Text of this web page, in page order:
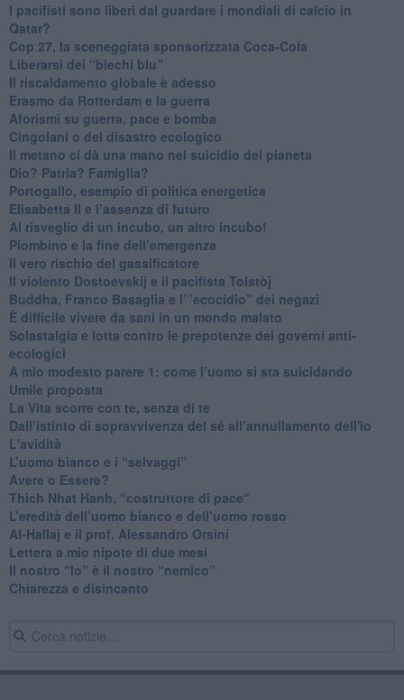
​I pacifisti sono liberi dal guardare i mondiali di calcio in
Qatar?
​Cop 27, la sceneggiata sponsorizzata Coca-Cola
​Liberarsi dei “biechi blu”
Il riscaldamento globale è adesso
​Erasmo da Rotterdam e la guerra
​Aforismi su guerra, pace e bomba
Cingolani o del disastro ecologico
​Il metano ci dà una mano nel suicidio del pianeta
​Dio? Patria? Famiglia?
Portogallo, esempio di politica energetica
​Elisabetta II e l’assenza di futuro
Al risveglio di un incubo, un altro incubo!
​Piombino e la fine dell’emergenza
​Il vero rischio del gassificatore
​Il violento Dostoevskij e il pacifista Tolstòj
​Buddha, Franco Basaglia e l’”ecocidio” dei negazi
​È difficile vivere da sani in un mondo malato
Solastalgia e lotta contro le prepotenze dei governi anti-
ecologici
​A mio modesto parere 1: come l’uomo si sta suicidando
​Umile proposta
​La Vita scorre con te, senza di te
​Dall’istinto di sopravvivenza del sé all’annullamento dell'io
L'avidità
​L’uomo bianco e i “selvaggi”
​Avere o Essere?
​Thich Nhat Hanh, “costruttore di pace“
​L’eredità dell’uomo bianco e dell’uomo rosso
Al-Hallaj e il prof. Alessandro Orsini
​Lettera a mio nipote di due mesi
​Il nostro “Io” è il nostro “nemico”
​Chiarezza e disincanto